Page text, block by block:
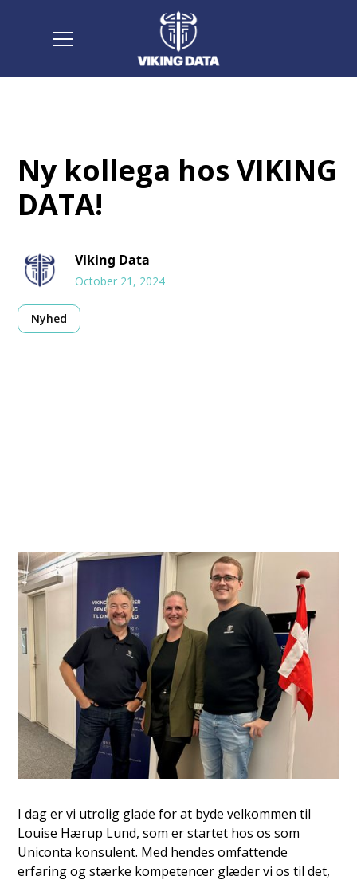
Ny kollega hos VIKING
DATA!
Viking Data
October 21, 2024
Nyhed
I dag er vi utrolig glade for at byde velkommen til
Louise Hærup Lund, som er startet hos os som
Uniconta konsulent. Med hendes omfattende
erfaring og stærke kompetencer glæder vi os til det,